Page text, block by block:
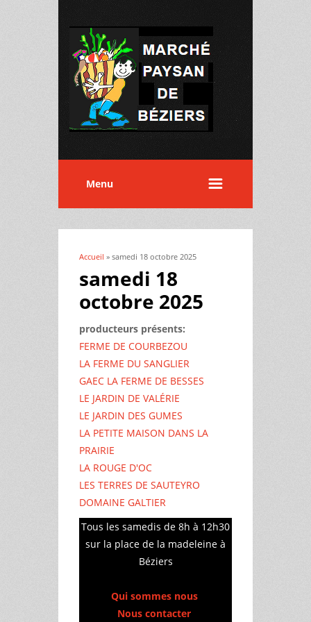
Menu
Vous êtes ici
Accueil » samedi 18 octobre 2025
samedi 18
octobre 2025
producteurs présents:
FERME DE COURBEZOU
LA FERME DU SANGLIER
GAEC LA FERME DE BESSES
LE JARDIN DE VALÉRIE
LE JARDIN DES GUMES
LA PETITE MAISON DANS LA
PRAIRIE
LA ROUGE D'OC
LES TERRES DE SAUTEYRO
DOMAINE GALTIER
Tous les samedis de 8h à 12h30
sur la place de la madeleine à
Béziers
Qui sommes nous
Nous contacter